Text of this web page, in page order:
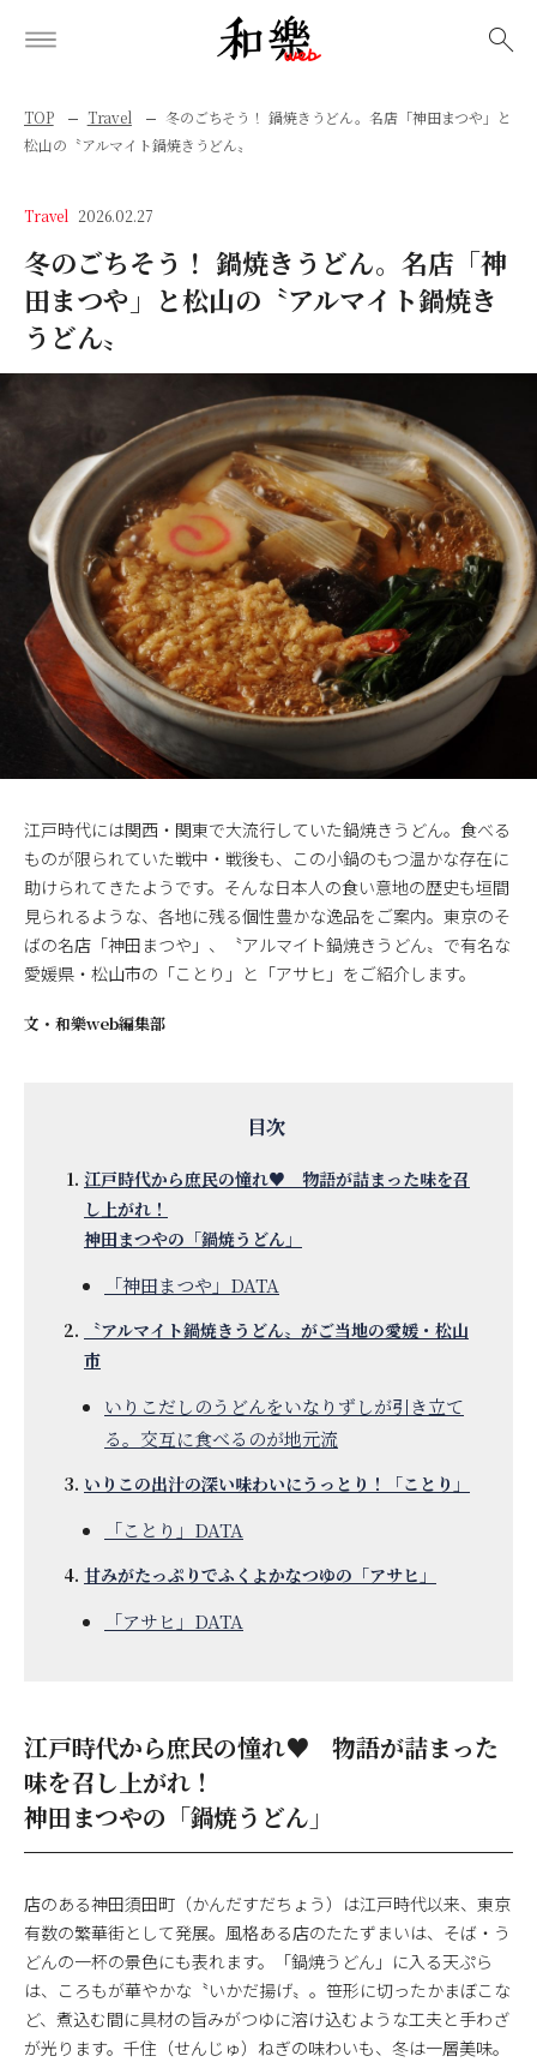
TOP Travel
冬のごちそう！ 鍋焼きうどん。名店「神田まつや」と
松山の〝アルマイト鍋焼きうどん〟
Travel 2026.02.27
冬のごちそう！ 鍋焼きうどん。名店「神
田まつや」と松山の〝アルマイト鍋焼き
うどん〟
江戸時代には関西・関東で大流行していた鍋焼きうどん。食べる
ものが限られていた戦中・戦後も、この小鍋のもつ温かな存在に
助けられてきたようです。そんな日本人の食い意地の歴史も垣間
見られるような、各地に残る個性豊かな逸品をご案内。東京のそ
ばの名店「神田まつや」、〝アルマイト鍋焼きうどん〟で有名な
愛媛県・松山市の「ことり」と「アサヒ」をご紹介します。
文・ 和樂web編集部
江戸時代から庶民の憧れ♥ 物語が詰まった味を召
し上がれ！
神田まつやの「鍋焼うどん」
「神田まつや」DATA
〝アルマイト鍋焼きうどん〟がご当地の愛媛・松山
市
いりこだしのうどんをいなりずしが引き立て
る。交互に食べるのが地元流
いりこの出汁の深い味わいにうっとり！「ことり」
「ことり」DATA
甘みがたっぷりでふくよかなつゆの「アサヒ」
「アサヒ」DATA
江戸時代から庶民の憧れ♥ 物語が詰まった
味を召し上がれ！
神田まつやの「鍋焼うどん」
店のある神田須田町（かんだすだちょう）は江戸時代以来、東京
有数の繁華街として発展。風格ある店のたたずまいは、そば・う
どんの一杯の景色にも表れます。「鍋焼うどん」に入る天ぷら
は、ころもが華やかな〝いかだ揚げ〟。笹形に切ったかまぼこな
ど、煮込む間に具材の旨みがつゆに溶け込むような工夫と手わざ
が光ります。千住（せんじゅ）ねぎの味わいも、冬は一層美味。